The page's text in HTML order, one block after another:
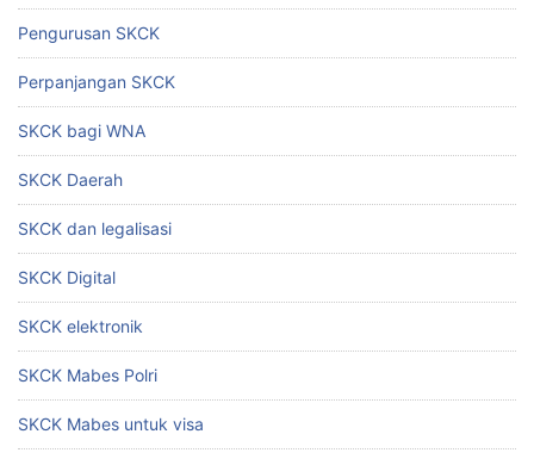
Pengurusan SKCK
Perpanjangan SKCK
SKCK bagi WNA
SKCK Daerah
SKCK dan legalisasi
SKCK Digital
SKCK elektronik
SKCK Mabes Polri
SKCK Mabes untuk visa